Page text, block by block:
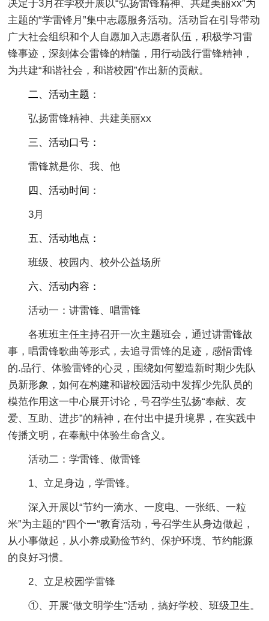
决定于3月在学校开展以“弘扬雷锋精神、共建美丽xx”为
主题的“学雷锋月”集中志愿服务活动。活动旨在引导带动
广大社会组织和个人自愿加入志愿者队伍，积极学习雷
锋事迹，深刻体会雷锋的精髓，用行动践行雷锋精神，
为共建“和谐社会，和谐校园”作出新的贡献。
二、活动主题 ：
弘扬雷锋精神、共建美丽xx
三、活动口号：
雷锋就是你、我、他
四、活动时间 ：
3月
五、活动地点：
班级、校园内、校外公益场所
六、活动内容：
活动一：讲雷锋、唱雷锋
各班班主任主持召开一次主题班会，通过讲雷锋故
事，唱雷锋歌曲等形式，去追寻雷锋的足迹，感悟雷锋
的.品行、体验雷锋的心灵，围绕如何塑造新时期少先队
员新形象，如何在构建和谐校园活动中发挥少先队员的
模范作用这一中心展开讨论，号召学生弘扬“奉献、友
爱、互助、进步”的精神，在付出中提升境界，在实践中
传播文明，在奉献中体验生命含义。
活动二：学雷锋、做雷锋
1、立足身边，学雷锋。
深入开展以“节约一滴水、一度电、一张纸、一粒
米”为主题的“四个一“教育活动，号召学生从身边做起，
从小事做起，从小养成勤俭节约、保护环境、节约能源
的良好习惯。
2、立足校园学雷锋
①、开展“做文明学生”活动，搞好学校、班级卫生。